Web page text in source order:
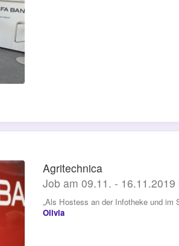
Agritechnica
Job am 09.11. -
„Als Hostess an der Infotheke und im
Olivia